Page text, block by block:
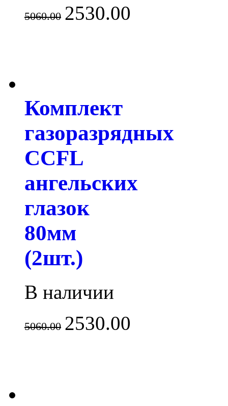
5060.00 2530.00
Комплект
газоразрядных
CCFL
ангельских
глазок
80мм
(2шт.)
В наличии
5060.00 2530.00